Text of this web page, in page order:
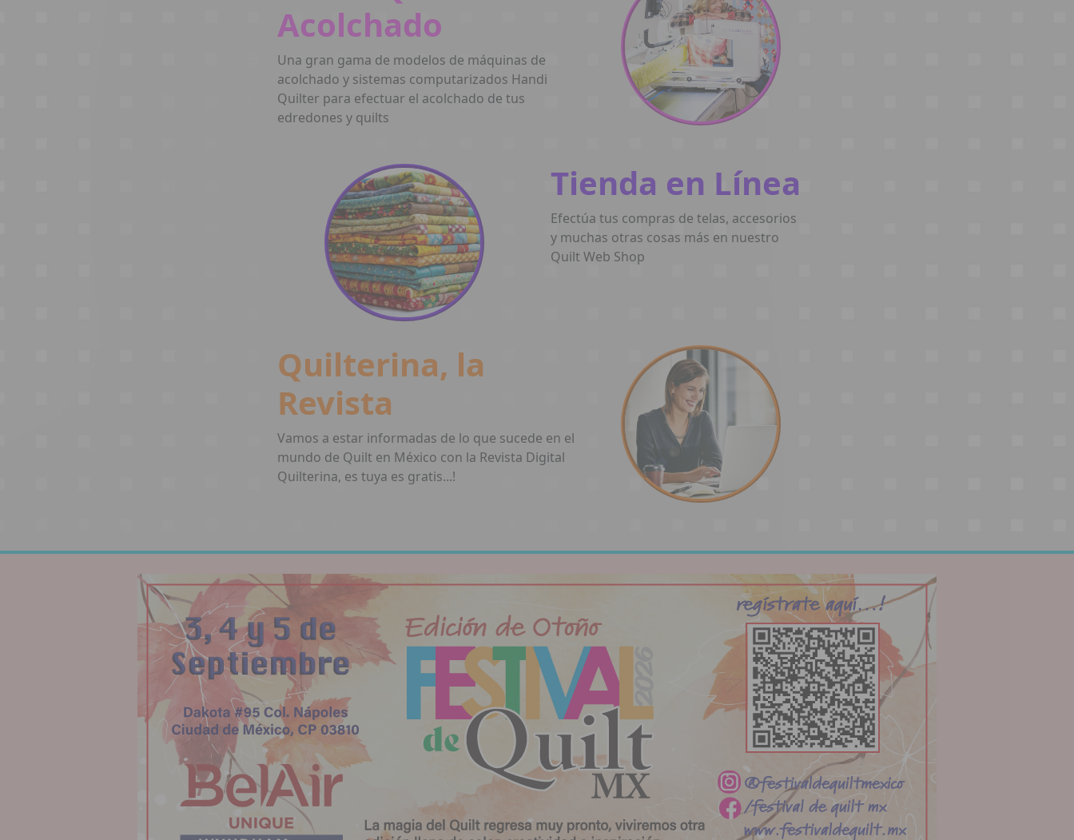
Acolchado
Una gran gama de modelos de máquinas de
acolchado y sistemas computarizados Handi
Quilter para efectuar el acolchado de tus
edredones y quilts
Tienda en Línea
Efectúa tus compras de telas, accesorios
y muchas otras cosas más en nuestro
Quilt Web Shop
Quilterina, la
Revista
Vamos a estar informadas de lo que sucede en el
mundo de Quilt en México con la Revista Digital
Quilterina, es tuya es gratis...!